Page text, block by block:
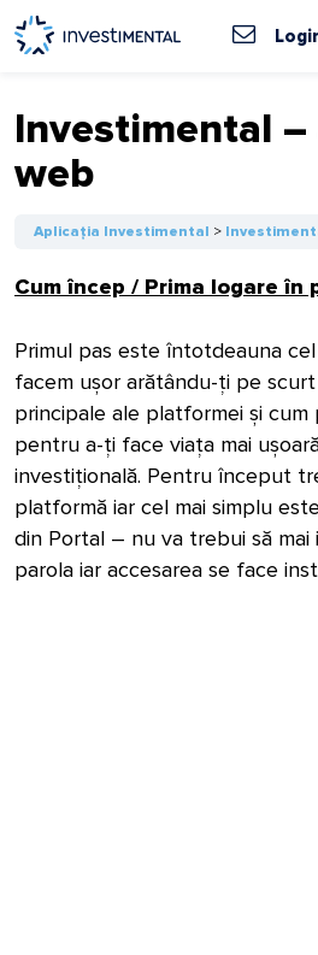
Skip
to
content
Investimental
web
Aplicația Investimental
Cum încep / Prima logare în
Primul pas este întotdeauna
facem ușor arătându-ți pe
principale ale platformei și
pentru a-ți face viața mai
investițională. Pentru început
platformă iar cel mai simplu
din Portal – nu va trebui să mai
parola iar accesarea se face